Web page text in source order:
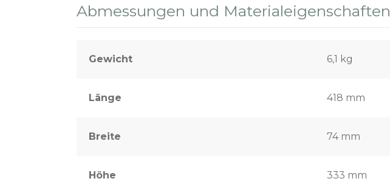
Abmessungen und Materialeigenschaften
Gewicht 6,1 kg
Länge 418 mm
Breite 74 mm
Höhe 333 mm